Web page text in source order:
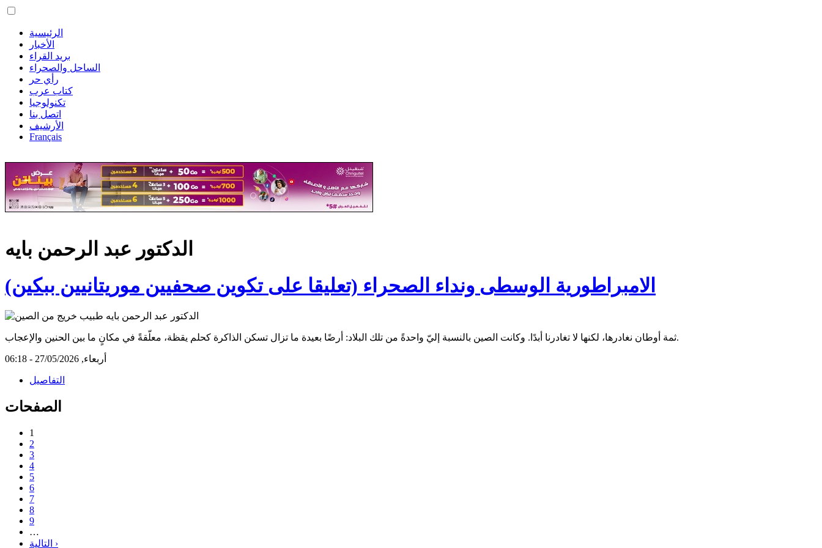
الرئيسية
الأخبار
بريد القراء
الساحل والصحراء
رأي حر
كتاب عرب
تكنولوجيا
اتصل بنا
الأرشيف
Français
الدكتور عبد الرحمن بايه
الامبراطورية الوسطى ونداء الصحراء (تعليقا على تكوين صحفيين موريتانيين ببكين)
ثمة أوطان نغادرها، لكنها لا تغادرنا أبدًا. وكانت الصين بالنسبة إليّ واحدةً من تلك البلاد: أرضًا بعيدة ما تزال تسكن الذاكرة كحلم يقظة، معلّقةً في مكانٍ ما بين الحنين والإعجاب.
أربعاء, 27/05/2026 - 06:18
التفاصيل
الصفحات
1
2
3
4
5
6
7
8
9
…
التالية ›